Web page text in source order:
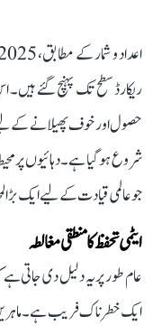
ریکارڈ سطح تک پہنچ گئے
حصول اور خوف پھیلانے کے لیے
شروع ہو گیا ہے۔ دہائیوں
جو عالمی قیادت کے لیے ایک بڑا
ایٹمی تحفظ کا منطقی مغالطہ
عام طور پر یہ دلیل دی جاتی ہے
ایک خطرناک فریب ہے۔